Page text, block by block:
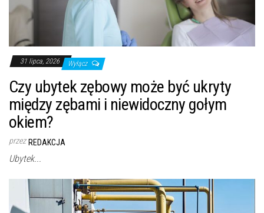
31 lipca, 2026 Wyłącz
Czy ubytek zębowy może być ukryty
między zębami i niewidoczny gołym
okiem?
przez REDAKCJA
Ubytek...